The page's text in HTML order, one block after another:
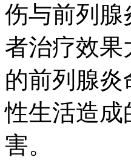
伤与前列腺
者治疗效
的前列腺炎
性生活造成
害。